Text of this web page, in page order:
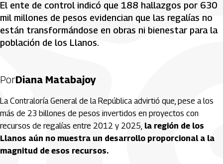
El ente de control indicó que 188 hallazgos por 630
mil millones de pesos evidencian que las regalías no
están transformándose en obras ni bienestar para la
población de los Llanos.
PorDiana Matabajoy
La Contraloría General de la República advirtió que, pese a los
más de 23 billones de pesos invertidos en proyectos con
recursos de regalías entre 2012 y 2025, la región de los
Llanos aún no muestra un desarrollo proporcional a la
magnitud de esos recursos.